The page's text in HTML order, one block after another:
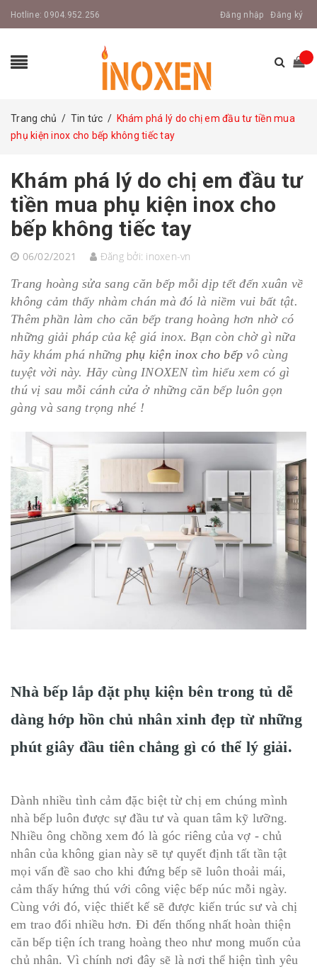
Hotline: 0904.952.256 Đăng nhập Đăng ký
Trang chủ / Tin tức / Khám phá lý do chị em đầu tư tiền mua
phụ kiện inox cho bếp không tiếc tay
Khám phá lý do chị em đầu tư
tiền mua phụ kiện inox cho
bếp không tiếc tay
06/02/2021 Đăng bởi: inoxen-vn
Trang hoàng sửa sang căn bếp mỗi dịp tết đến xuân về
không cảm thấy nhàm chán mà đó là niềm vui bất tật.
Thêm phần làm cho căn bếp trang hoàng hơn nhờ có
những giải pháp của kệ giá inox. Bạn còn chờ gì nữa
hãy khám phá những phụ kiện inox cho bếp vô cùng
tuyệt vời này. Hãy cùng INOXEN tìm hiểu xem có gì
thú vị sau mỗi cánh cửa ở những căn bếp luôn gọn
gàng và sang trọng nhé !
Nhà bếp lắp đặt phụ kiện bên trong tủ dễ
dàng hớp hồn chủ nhân xinh đẹp từ những
phút giây đầu tiên chẳng gì có thể lý giải.
Dành nhiều tình cảm đặc biệt từ chị em chúng mình
nhà bếp luôn được sự đầu tư và quan tâm kỹ lưỡng.
Nhiều ông chồng xem đó là góc riêng của vợ - chủ
nhân của không gian này sẽ tự quyết định tất tần tật
mọi vấn đề sao cho khi đứng bếp sẽ luôn thoải mái,
cảm thấy hứng thú với công việc bếp núc mỗi ngày.
Cùng với đó, việc thiết kế sẽ được kiến trúc sư và chị
em trao đổi nhiều hơn. Đi đến thống nhất hoàn thiện
căn bếp tiện ích trang hoàng theo như mong muốn của
chủ nhân. Vì chính nơi đây sẽ là nơi thể hiện tình yêu